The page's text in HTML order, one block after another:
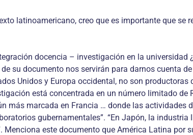
latinoamericano, creo que es importante que se
docencia – investigación en la universidad
su documento nos servirán para darnos cuenta
Unidos y Europa occidental, no son
está concentrada en un número limitado de
más marcada en Francia … donde las
gubernamentales”. “En Japón, la
este documento que América Latina por